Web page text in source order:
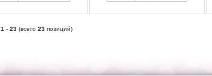
1 - 23 (всего 23 позиций)